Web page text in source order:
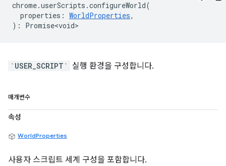
chrome.userScripts .configureWorld(
properties : WorldProperties,
) : Promise<void>
`USER_SCRIPT` 실행 환경을 구성합니다.
매개변수
속성
WorldProperties
사용자 스크립트 세계 구성을 포함합니다.